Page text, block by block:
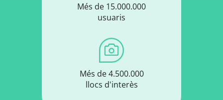
Més de 15.000.000
usuaris
Més de 4.500.000
llocs d'interès